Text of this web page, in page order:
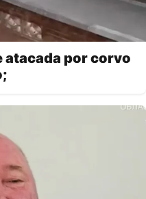
atacada por corvo